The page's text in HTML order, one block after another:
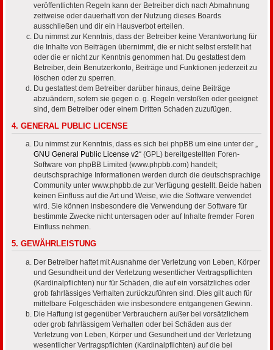
veröffentlichten Regeln kann der Betreiber dich nach Abmahnung
zeitweise oder dauerhaft von der Nutzung dieses Boards
ausschließen und dir ein Hausverbot erteilen.
Du nimmst zur Kenntnis, dass der Betreiber keine Verantwortung für
die Inhalte von Beiträgen übernimmt, die er nicht selbst erstellt hat
oder die er nicht zur Kenntnis genommen hat. Du gestattest dem
Betreiber, dein Benutzerkonto, Beiträge und Funktionen jederzeit zu
löschen oder zu sperren.
Du gestattest dem Betreiber darüber hinaus, deine Beiträge
abzuändern, sofern sie gegen o. g. Regeln verstoßen oder geeignet
sind, dem Betreiber oder einem Dritten Schaden zuzufügen.
4. GENERAL PUBLIC LICENSE
Du nimmst zur Kenntnis, dass es sich bei phpBB um eine unter der „
GNU General Public License v2“ (GPL) bereitgestellten Foren-
Software von phpBB Limited (www.phpbb.com) handelt;
deutschsprachige Informationen werden durch die deutschsprachige
Community unter www.phpbb.de zur Verfügung gestellt. Beide haben
keinen Einfluss auf die Art und Weise, wie die Software verwendet
wird. Sie können insbesondere die Verwendung der Software für
bestimmte Zwecke nicht untersagen oder auf Inhalte fremder Foren
Einfluss nehmen.
5. GEWÄHRLEISTUNG
Der Betreiber haftet mit Ausnahme der Verletzung von Leben, Körper
und Gesundheit und der Verletzung wesentlicher Vertragspflichten
(Kardinalpflichten) nur für Schäden, die auf ein vorsätzliches oder
grob fahrlässiges Verhalten zurückzuführen sind. Dies gilt auch für
mittelbare Folgeschäden wie insbesondere entgangenen Gewinn.
Die Haftung ist gegenüber Verbrauchern außer bei vorsätzlichem
oder grob fahrlässigem Verhalten oder bei Schäden aus der
Verletzung von Leben, Körper und Gesundheit und der Verletzung
wesentlicher Vertragspflichten (Kardinalpflichten) auf die bei